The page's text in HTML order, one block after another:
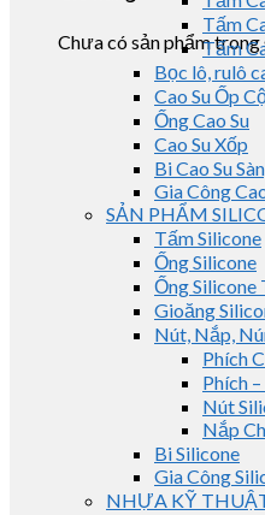
Chưa có sản phẩm trong
Tấm
Tấm
Bọc lô, rulô
Cao Su Ốp
Ống Cao Su
Cao Su Xốp
Bi Cao Su
Gia Công
SẢN PHẨM
Tấm Silicone
Ống Silicone
Ống Silicone
Gioăng
Nút, Nắp,
Phích
Phích
Nút
Nắp
Bi Silicone
Gia Công
NHỰA KỸ